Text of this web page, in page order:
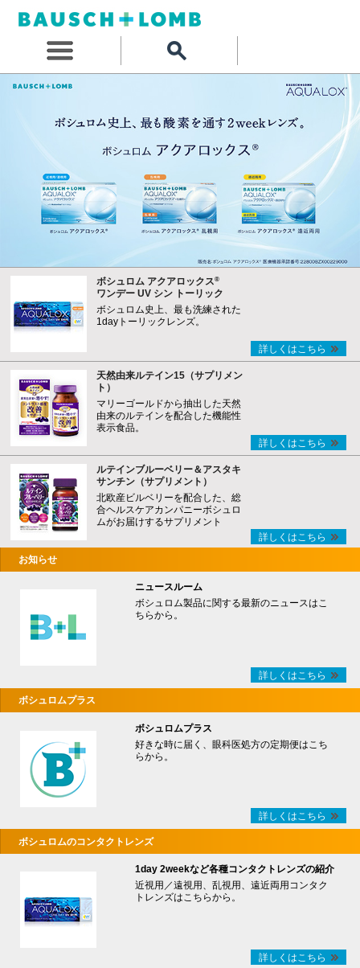
ボシュロム アクアロックス®
ワンデー UV シン トーリック
ボシュロム史上、最も洗練された
1dayトーリックレンズ。
詳しくはこちら
天然由来ルテイン15（サプリメン
ト）
マリーゴールドから抽出した天然
由来のルテインを配合した機能性
表示食品。
詳しくはこちら
ルテインブルーベリー＆アスタキ
サンチン（サプリメント）
北欧産ビルベリーを配合した、総
合ヘルスケアカンパニーボシュロ
ムがお届けするサプリメント
詳しくはこちら
お知らせ
ニュースルーム
ボシュロム製品に関する最新のニュースはこ
ちらから。
詳しくはこちら
ボシュロムプラス
ボシュロムプラス
好きな時に届く、眼科医処方の定期便はこち
らから。
詳しくはこちら
ボシュロムのコンタクトレンズ
1day 2weekなど各種コンタクトレンズの紹介
近視用／遠視用、乱視用、遠近両用コンタク
トレンズはこちらから。
詳しくはこちら